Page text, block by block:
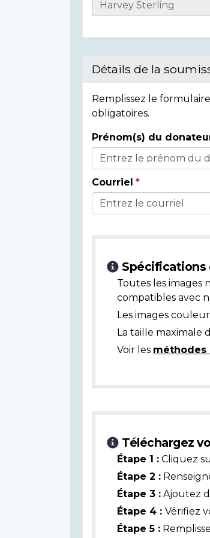
Informations
l'individu
Détails de la
Remplissez le
obligatoires.
Détails
du
donateur
Prénom(s) du
Courriel
Spécifications
Toutes les
compatibles avec
Les images
La taille maximale
Voir les méthodes
Téléchargez
Étape 1 : Cliquez
Étape 2 :
Étape 3 : Ajoutez
Étape 4 : Vérifiez
Étape 5 :